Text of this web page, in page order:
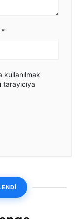
*
kullanılmak